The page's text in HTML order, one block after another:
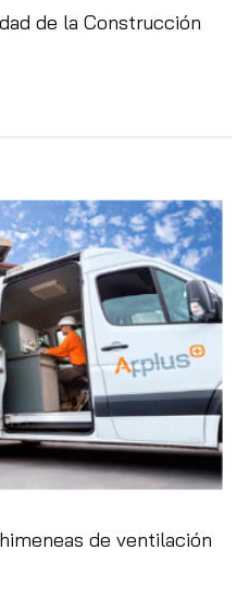
de la Construcción
de ventilación